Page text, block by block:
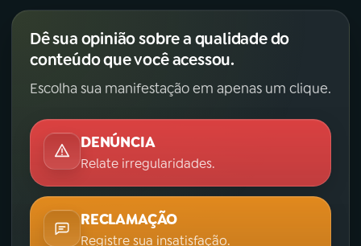
Dê sua opinião sobre a qualidade do
conteúdo que você acessou.
Escolha sua manifestação em apenas um clique.
DENÚNCIA
Relate irregularidades.
RECLAMAÇÃO
Registre sua insatisfação.